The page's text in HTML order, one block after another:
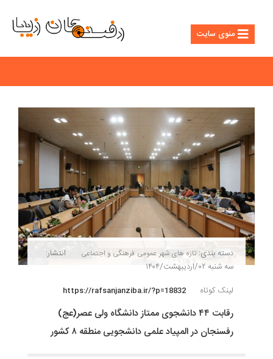
منوی سایت
دسته بندی:تازه های شهر عمومی فرهنگی و اجتماعی
انتشار:
سه شنبه ۰۲/اردیبهشت/۱۴۰۴
لینک کوتاه
https://rafsanjanziba.ir/?p=18832
رقابت ۴۴ دانشجوی ممتاز دانشگاه ولی عصر(عج)
رفسنجان در المپیاد علمی دانشجویی منطقه ۸ کشور